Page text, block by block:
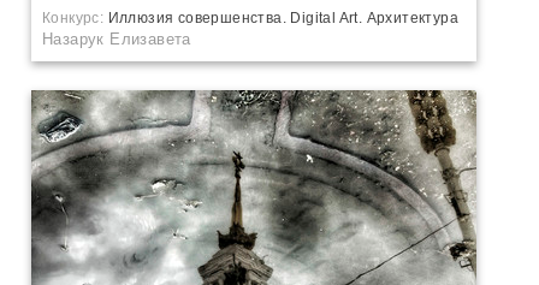
Конкурс: Иллюзия совершенства. Digital Art. Архитектура
Назарук Елизавета